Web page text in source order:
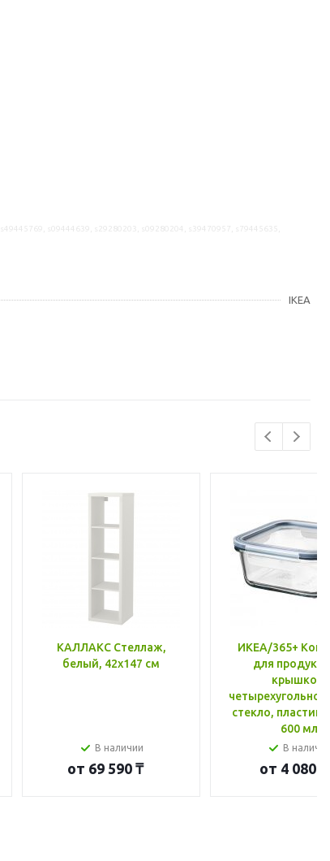
IKEA
КАЛЛАКС Стеллаж,
белый, 42x147 см
В наличии
от 69 590 ₸
ИКЕА/365+
для
крышкой,
стекло, пластик
600 мл
В
от 4 080 ₸